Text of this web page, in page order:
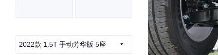
2022款 1.5T 手动芳华版 5座